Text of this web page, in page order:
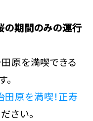
の期間のみの運行
原を満喫できる
原を満喫！正寿
さい。